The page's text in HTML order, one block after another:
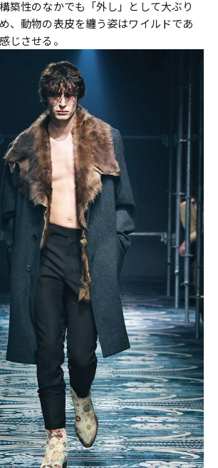
築性のなかでも「外し」として大ぶり
、動物の表皮を纏う姿はワイルドであ
じさせる。